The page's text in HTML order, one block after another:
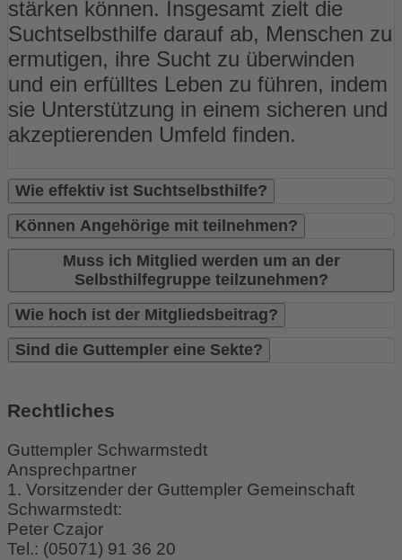
stärken können. Insgesamt zielt die
Suchtselbsthilfe darauf ab, Menschen zu
ermutigen, ihre Sucht zu überwinden
und ein erfülltes Leben zu führen, indem
sie Unterstützung in einem sicheren und
akzeptierenden Umfeld finden.
Wie effektiv ist Suchtselbsthilfe?
Können Angehörige mit teilnehmen?
Muss ich Mitglied werden um an der
Selbsthilfegruppe teilzunehmen?
Wie hoch ist der Mitgliedsbeitrag?
Sind die Guttempler eine Sekte?
Rechtliches
Guttempler Schwarmstedt
Ansprechpartner
1. Vorsitzender der Guttempler Gemeinschaft
Schwarmstedt:
Peter Czajor
Tel.: (05071) 91 36 20